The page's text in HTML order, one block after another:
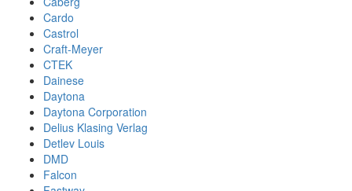
Cardo
Castrol
Craft-Meyer
CTEK
Dainese
Daytona
Daytona Corporation
Delius Klasing Verlag
Detlev Louis
DMD
Falcon